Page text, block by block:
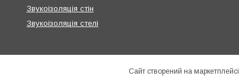
Звукоізоляція стін
Звукоізоляція стелі
Сайт створений на маркетплейсі